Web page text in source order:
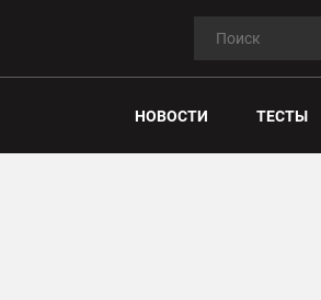
НОВОСТИ ТЕСТЫ